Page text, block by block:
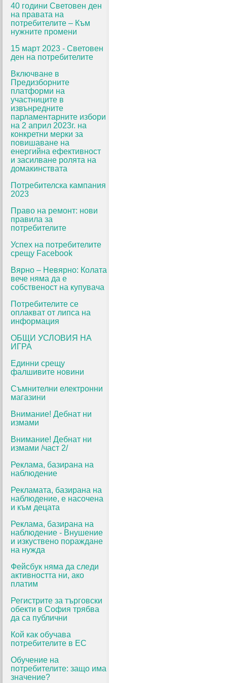
40 години Световен ден
на правата на
потребителите – Към
нужните промени
15 март 2023 - Световен
ден на потребителите
Включване в
Предизборните
платформи на
участниците в
извънредните
парламентарните избори
на 2 април 2023г. на
конкретни мерки за
повишаване на
енергийна ефективност
и засилване ролята на
домакинствата
Потребителска кампания
2023
Право на ремонт: нови
правила за
потребителите
Успех на потребителите
срещу Facebook
Вярно – Невярно: Колата
вече няма да е
собственост на купувача
Потребителите се
оплакват от липса на
информация
ОБЩИ УСЛОВИЯ НА
ИГРА
Единни срещу
фалшивите новини
Съмнителни електронни
магазини
Внимание! Дебнат ни
измами
Внимание! Дебнат ни
измами /част 2/
Реклама, базирана на
наблюдение
Рекламата, базирана на
наблюдение, е насочена
и към децата
Реклама, базирана на
наблюдение - Внушение
и изкуствено пораждане
на нужда
Фейсбук няма да следи
активността ни, ако
платим
Регистрите за търговски
обекти в София трябва
да са публични
Кой как обучава
потребителите в ЕС
Обучение на
потребителите: защо има
значение?